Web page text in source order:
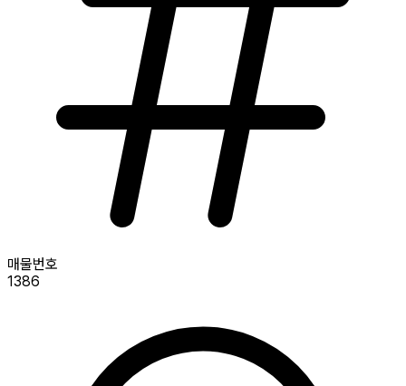
매물번호
1386